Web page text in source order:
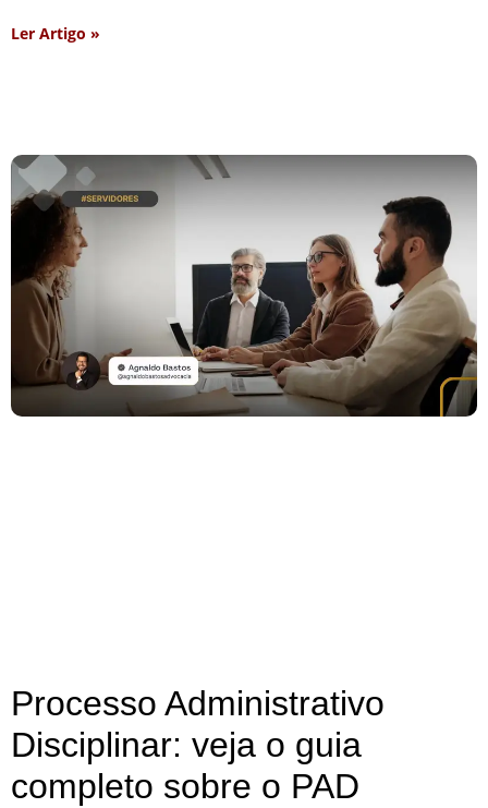
Ler Artigo »
Processo Administrativo
Disciplinar: veja o guia
completo sobre o PAD